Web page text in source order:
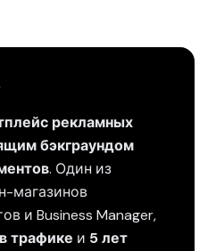
рекламных
бэкграундом
. Один из
магазинов
и Business Manager,
трафике и 5 лет